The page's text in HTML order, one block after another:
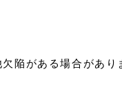
陥がある場合があり